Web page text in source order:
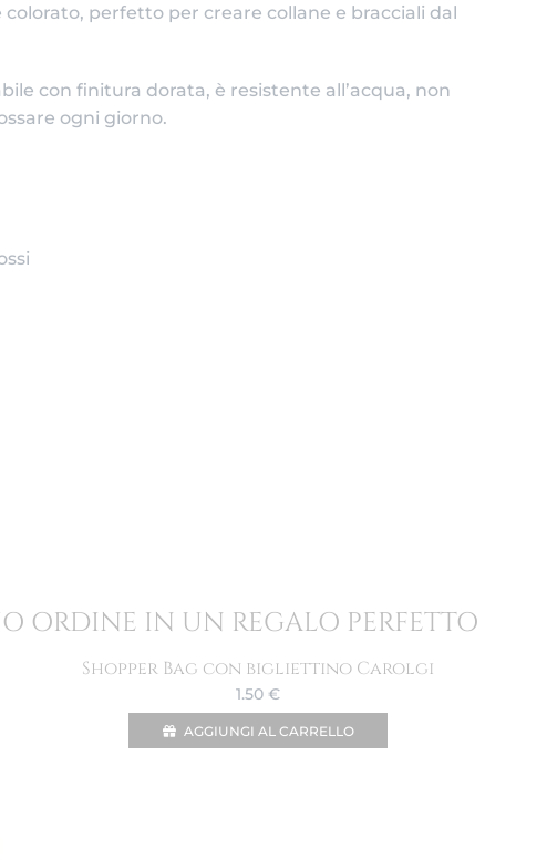
perfetto per creare collane e bracciali dal
con finitura dorata, è resistente all’acqua, non
ogni giorno.
ORDINE IN UN REGALO PERFETTO
Shopper Bag con bigliettino Carolgi
1.50 €
AGGIUNGI AL CARRELLO